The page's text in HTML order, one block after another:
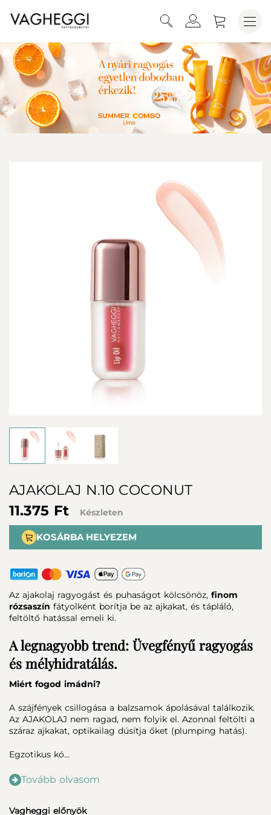
AJAKOLAJ N.10 COCONUT KOSÁRBA HELYEZEM
AJAKOLAJ N.10 COCONUT
11.375 Ft
Készleten
KOSÁRBA HELYEZEM
Az ajakolaj ragyogást és puhaságot kölcsönöz, finom
rózsaszín fátyolként borítja be az ajkakat, és tápláló,
feltöltő hatással emeli ki.
A legnagyobb trend: Üvegfényű ragyogás
és mélyhidratálás.
Miért fogod imádni?
A szájfények csillogása a balzsamok ápolásával találkozik.
Az AJAKOLAJ nem ragad, nem folyik el. Azonnal feltölti a
száraz ajkakat, optikailag dúsítja őket (plumping hatás).
Egzotikus kó…
Tovább olvasom
Vagheggi előnyök